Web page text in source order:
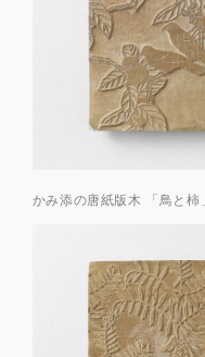
かみ添の唐紙版木 「鳥と柿」